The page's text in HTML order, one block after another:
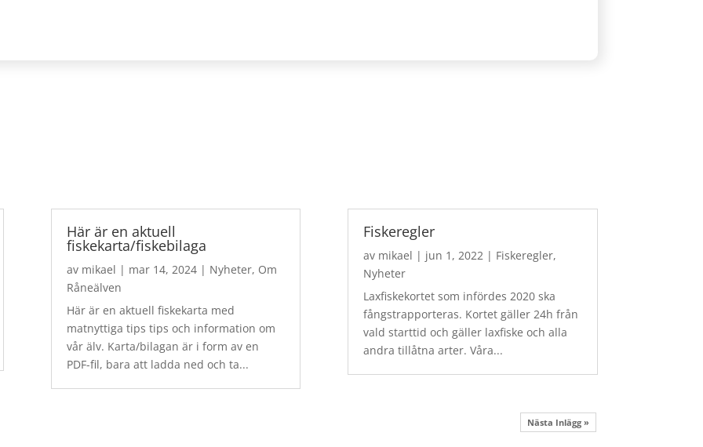
Här är en aktuell
fiskekarta/fiskebilaga
av mikael | mar 14, 2024| Nyheter, Om
Råneälven
Här är en aktuell fiskekarta med
matnyttiga tips tips och information om
vår älv. Karta/bilagan är i form av en
PDF-fil, bara att ladda ned och ta...
Fiskeregler
av mikael | jun 1, 2022| Fiskeregler,
Nyheter
Laxfiskekortet som infördes 2020 ska
fångstrapporteras. Kortet gäller 24h från
vald starttid och gäller laxfiske och alla
andra tillåtna arter. Våra...
Nästa Inlägg »